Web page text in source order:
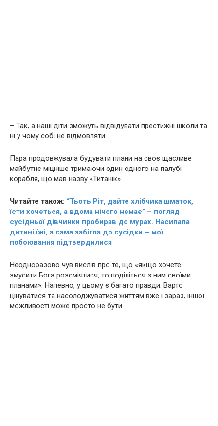
– Так, а наші діти зможуть відвідувати престижні школи та
ні у чому собі не відмовляти.
Пара продовжувала будувати плани на своє щасливе
майбутнє міцніше тримаючи один одного на палубі
корабля, що мав назву «Титанік».
Читайте також: “Тьоть Ріт, дайте хлібчика шматок,
їсти хочеться, а вдома нічого немає” – погляд
сусідньої дівчинки пробирав до мурах. Насипала
дитині їжі, а сама забігла до сусідки – мої
побоювання підтвердилися
Неодноразово чув вислів про те, що «якщо хочете
змусити Бога розсміятися, то поділіться з ним своїми
планами». Напевно, у цьому є багато правди. Варто
цінуватися та насолоджуватися життям вже і зараз, іншої
можливості може просто не бути.